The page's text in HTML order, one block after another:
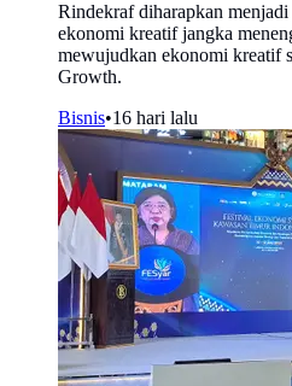
Rindekraf diharapkan
ekonomi kreatif jangka
mewujudkan ekonomi kreatif
Growth.
Bisnis•16 hari lalu